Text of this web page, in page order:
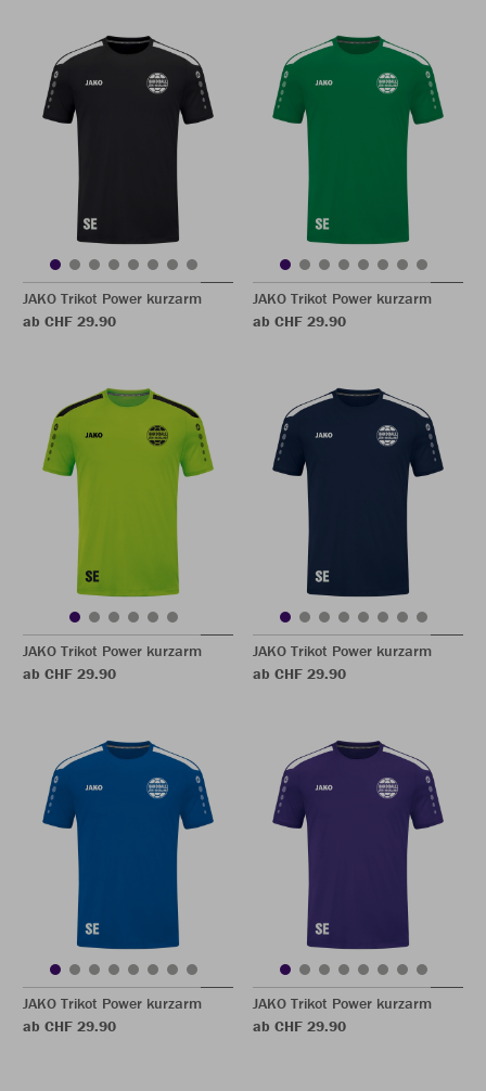
JAKO Trikot Power kurzarm
ab CHF 29.90
JAKO Trikot Power kurzarm
ab CHF 29.90
JAKO Trikot Power kurzarm
ab CHF 29.90
JAKO Trikot Power kurzarm
ab CHF 29.90
JAKO Trikot Power kurzarm
ab CHF 29.90
JAKO Trikot Power kurzarm
ab CHF 29.90